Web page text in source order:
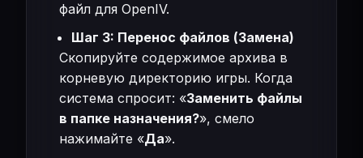
файл для OpenIV.
Шаг 3: Перенос файлов (Замена)
Скопируйте содержимое архива в
корневую директорию игры. Когда
система спросит: «Заменить файлы
в папке назначения?», смело
нажимайте «Да».